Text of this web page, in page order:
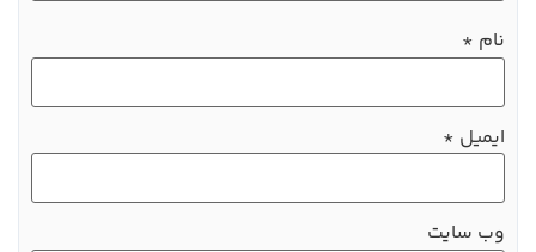
نام *
ایمیل *
وب‌ سایت